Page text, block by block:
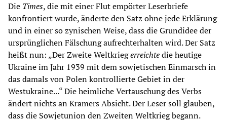
Die Times, die mit einer Flut empörter Leserbriefe
konfrontiert wurde, änderte den Satz ohne jede Erklärung
und in einer so zynischen Weise, dass die Grundidee der
ursprünglichen Fälschung aufrechterhalten wird. Der Satz
heißt nun: „Der Zweite Weltkriegerreichtedie heutige
Ukraine im Jahr 1939 mit dem sowjetischen Einmarsch in
das damals von Polen kontrollierte Gebiet in der
Westukraine...“ Die heimliche Vertauschung des Verbs
ändert nichts an Kramers Absicht. Der Leser soll glauben,
dass die Sowjetunion den Zweiten Weltkrieg begann.